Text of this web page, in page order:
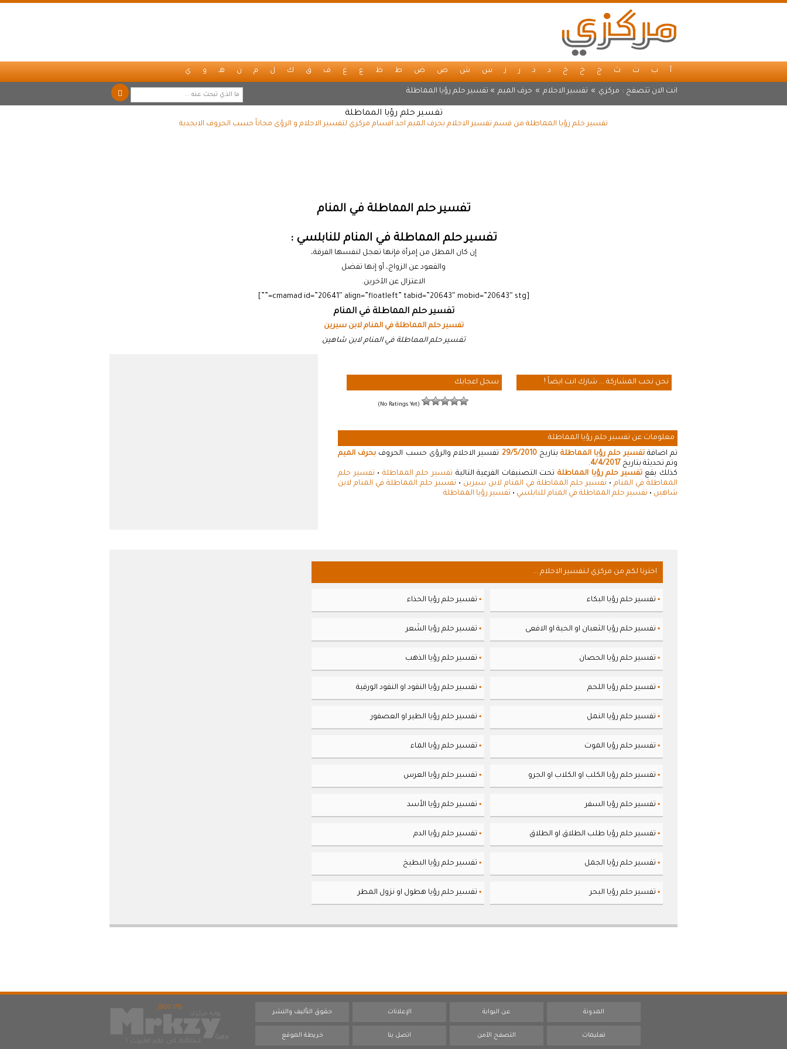
أ ب ت ث ج ح خ د ذ ر ز س ش ص ض ط ظ ع غ ف ق ك ل م ن هـ و ي
انت الان تتصفح : مركزي » تفسير الاحلام » حرف الميم » تفسير حلم رؤيا المماطلة
تفسير حلم رؤيا المماطلة
تفسير حلم رؤيا المماطلة من قسم تفسير الاحلام بحرف الميم احد اقسام مركزي لتفسير الاحلام و الرؤى مجاناً حسب الحروف الابجدية
تفسير حلم المماطلة في المنام
تفسير حلم المماطلة في المنام للنابلسي :
إن كان المطل من إمرأة فإنها تعجل لنفسها الفرقة،
والقعود عن الزواج، أو إنها تفضل
الاعتزال عن الآخرين.
[cmamad id=”20641″ align=”floatleft” tabid=”20643″ mobid=”20643″ stg=””]
تفسير حلم المماطلة في المنام
تفسير حلم المماطلة في المنام لابن سيرين
تفسير حلم المماطلة في المنام لابن شاهين
نحن نحب المشاركة ... شارك انت ايضاً ! سجل اعجابك
(No Ratings Yet)
معلومات عن تفسير حلم رؤيا المماطلة
تم اضافةتفسير حلم رؤيا المماطلة بتاريخ29/5/2010 تفسير الاحلام والرؤى حسب الحروف بحرف الميم
وتم تحديثة بتاريخ 4/4/2017
.
كذلك يقعتفسير حلم رؤيا المماطلةتحت التصنيفات الفرعية التالية تفسير حلم المماطلة • تفسير حلم
المماطلة في المنام • تفسير حلم المماطلة في المنام لابن سيرين • تفسير حلم المماطلة في المنام لابن
شاهين • تفسير حلم المماطلة في المنام للنابلسي • تفسير رؤيا المماطلة
اخترنا لكم من مركزي لـتفسير الاحلام ...
▪ تفسير حلم رؤيا البكاء ▪ تفسير حلم رؤيا الحذاء
▪ تفسير حلم رؤيا الثعبان او الحية او الافعى ▪ تفسير حلم رؤيا الشَعر
▪ تفسير حلم رؤيا الحصان ▪ تفسير حلم رؤيا الذهب
▪ تفسير حلم رؤيا اللحم ▪ تفسير حلم رؤيا النقود او النقود الورقية
▪ تفسير حلم رؤيا النمل ▪ تفسير حلم رؤيا الطير او العصفور
▪ تفسير حلم رؤيا الموت ▪ تفسير حلم رؤيا الماء
▪ تفسير حلم رؤيا الكلب او الكلاب او الجرو ▪ تفسير حلم رؤيا العرس
▪ تفسير حلم رؤيا السفر ▪ تفسير حلم رؤيا الأسد
▪ تفسير حلم رؤيا طلب الطلاق او الطلاق ▪ تفسير حلم رؤيا الدم
▪ تفسير حلم رؤيا الجمل ▪ تفسير حلم رؤيا البطيخ
▪ تفسير حلم رؤيا البحر ▪ تفسير حلم رؤيا هطول او نزول المطر
22Q 0.177S
المدونة عن البوابة الإعلانات حقوق التأليف والنشر
تعليمات التصفح الآمن اتصل بنا خريطة الموقع